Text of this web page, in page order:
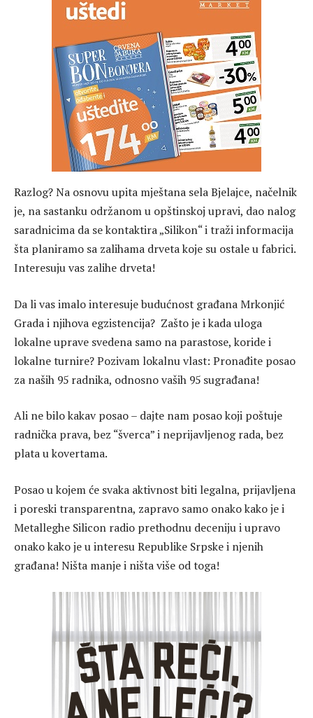
Razlog? Na osnovu upita mještana sela Bjelajce, načelnik
je, na sastanku održanom u opštinskoj upravi, dao nalog
saradnicima da se kontaktira „Silikon“ i traži informacija
šta planiramo sa zalihama drveta koje su ostale u fabrici.
Interesuju vas zalihe drveta!
Da li vas imalo interesuje budućnost građana Mrkonjić
Grada i njihova egzistencija? Zašto je i kada uloga
lokalne uprave svedena samo na parastose, koride i
lokalne turnire? Pozivam lokalnu vlast: Pronađite posao
za naših 95 radnika, odnosno vaših 95 sugrađana!
Ali ne bilo kakav posao – dajte nam posao koji poštuje
radnička prava, bez “šverca” i neprijavljenog rada, bez
plata u kovertama.
Posao u kojem će svaka aktivnost biti legalna, prijavljena
i poreski transparentna, zapravo samo onako kako je i
Metalleghe Silicon radio prethodnu deceniju i upravo
onako kako je u interesu Republike Srpske i njenih
građana! Ništa manje i ništa više od toga!